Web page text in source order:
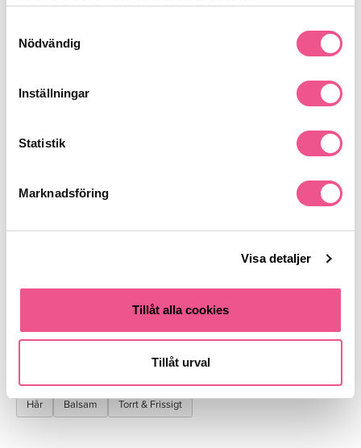
Nödvändig
Inställningar
Statistik
Marknadsföring
Visa detaljer
Tillåt alla cookies
Tillåt urval
Vårdande komponenter som förbättrar hanterbarhet
Glansgivande ämnen för en polerad finish
Applicera i nytvättat hår, låt verka rekommenderad tid och skölj.
Vård och mjukhet
Hår Balsam Torrt & Frissigt